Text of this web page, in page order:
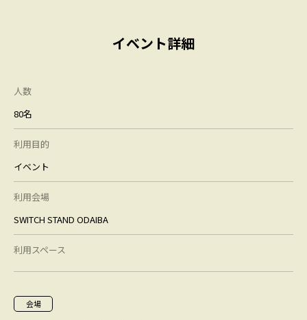
イベント詳細
人数
80名
利用目的
イベント
利用会場
SWITCH STAND ODAIBA
利用スペース
会場